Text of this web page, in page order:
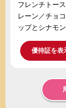
フレンチトー
レーン／チョ
ップとシナモ
優待証を表